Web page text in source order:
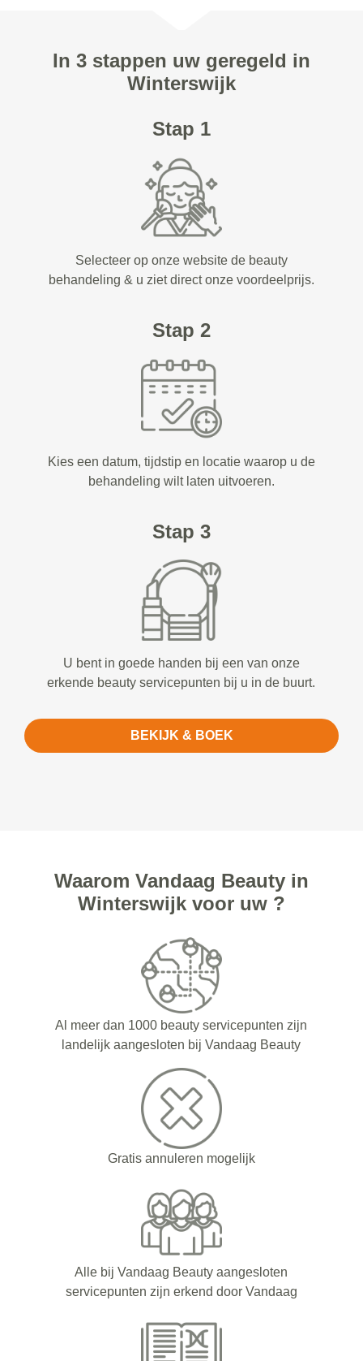
In 3 stappen uw geregeld in
Winterswijk
Stap 1
Selecteer op onze website de beauty
behandeling & u ziet direct onze voordeelprijs.
Stap 2
Kies een datum, tijdstip en locatie waarop u de
behandeling wilt laten uitvoeren.
Stap 3
U bent in goede handen bij een van onze
erkende beauty servicepunten bij u in de buurt.
BEKIJK & BOEK
Waarom Vandaag Beauty in
Winterswijk voor uw ?
Al meer dan 1000 beauty servicepunten zijn
landelijk aangesloten bij Vandaag Beauty
Gratis annuleren mogelijk
Alle bij Vandaag Beauty aangesloten
servicepunten zijn erkend door Vandaag